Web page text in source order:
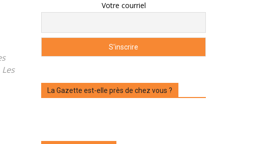
Votre courriel
La Gazette est-elle près de chez vous ?